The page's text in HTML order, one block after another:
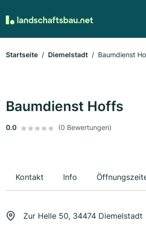
Startseite Diemelstadt Baumdienst
Baumdienst Hoffs
0.0 (0 Bewertungen)
Kontakt Info
Zur Helle 50, 34474 Diemelstadt